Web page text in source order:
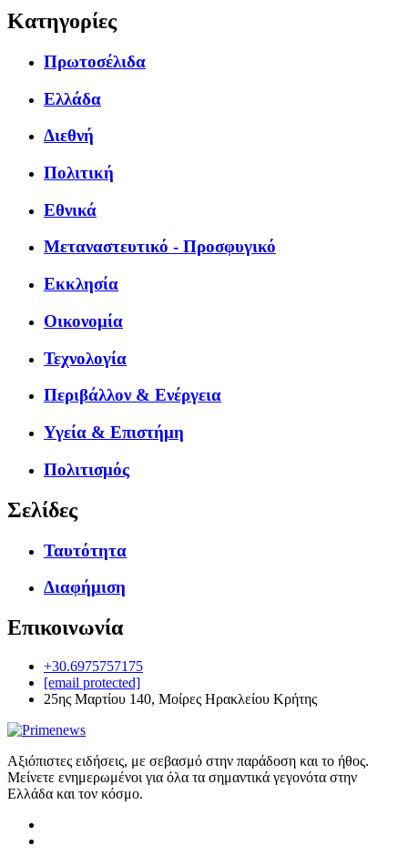
Κατηγορίες
Πρωτοσέλιδα
Ελλάδα
Διεθνή
Πολιτική
Εθνικά
Μεταναστευτικό - Προσφυγικό
Εκκλησία
Οικονομία
Τεχνολογία
Περιβάλλον & Ενέργεια
Υγεία & Επιστήμη
Πολιτισμός
Σελίδες
Ταυτότητα
Διαφήμιση
Επικοινωνία
+30.6975757175
[email protected]
25ης Μαρτίου 140, Μοίρες Ηρακλείου Κρήτης
Αξιόπιστες ειδήσεις, με σεβασμό στην παράδοση και το ήθος.
Μείνετε ενημερωμένοι για όλα τα σημαντικά γεγονότα στην
Ελλάδα και τον κόσμο.